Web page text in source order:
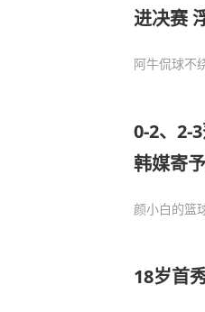
进决赛
阿牛侃球不
0-2、2-
韩媒寄
颜小白的篮
18岁首